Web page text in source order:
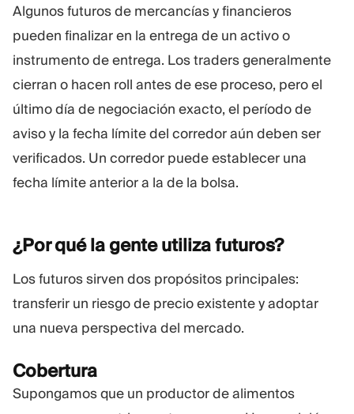
Algunos futuros de mercancías y financieros
pueden finalizar en la entrega de un activo o
instrumento de entrega. Los traders generalmente
cierran o hacen roll antes de ese proceso, pero el
último día de negociación exacto, el período de
aviso y la fecha límite del corredor aún deben ser
verificados. Un corredor puede establecer una
fecha límite anterior a la de la bolsa.
¿Por qué la gente utilizafuturos?
Los futuros sirven dos propósitos principales:
transferir un riesgo de precio existente y adoptar
una nueva perspectiva del mercado.
Cobertura
Supongamos que un productor de alimentos